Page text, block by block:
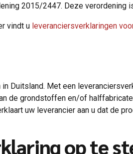
2015/2447. Deze verordening
vindt u leveranciersverklaringen
Duitsland. Met een
de grondstoffen en/of
uw leverancier aan u dat de
op te